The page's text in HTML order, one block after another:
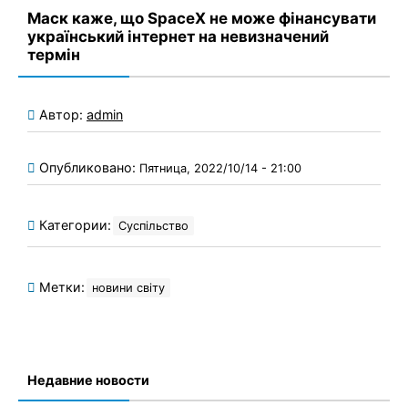
Маск каже, що SpaceX не може фінансувати
український інтернет на невизначений
термін
Автор: admin
Опубликовано: Пятница, 2022/10/14 - 21:00
Категории: Суспільство
Метки: новини світу
Недавние новости